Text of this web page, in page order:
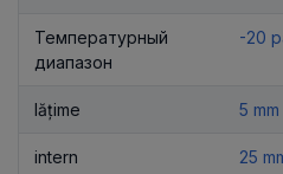
Температурный
диапазон
-20
lățime 5 mm
intern 25